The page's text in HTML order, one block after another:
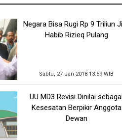
Negara Bisa Rugi Rp 9 Triliun
Habib Rizieq Pulang
Sabtu, 27 Jan 2018 13:59 WIB
UU MD3 Revisi Dinilai
Kesesatan Berpikir Anggota
Dewan